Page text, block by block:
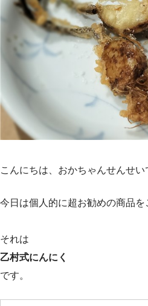
こんにちは、おかちゃんせんせい
今日は個人的に超お勧めの商品を
それは
乙村式にんにく
です。